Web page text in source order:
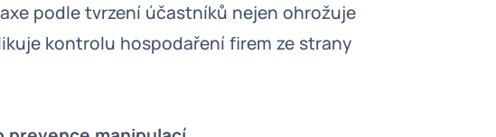
podle tvrzení účastníků nejen ohrožuje
kontrolu hospodaření firem ze strany